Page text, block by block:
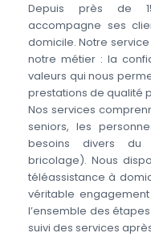
Depuis près de
accompagne ses
domicile. Notre
notre métier : la
valeurs qui nous
prestations de qualité
Nos services
seniors, les
besoins divers du
bricolage). Nous
téléassistance à
véritable
l’ensemble des
suivi des services